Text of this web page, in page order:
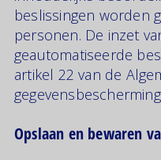
beslissingen worden
personen. De inzet
geautomatiseerde
artikel 22 van de
gegevensbescherming
Opslaan en bewaren